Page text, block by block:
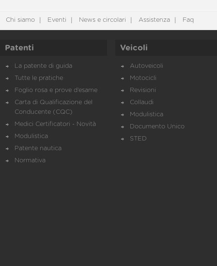
Chi siamo Eventi News e circolari Assistenza Faq
Patenti
La patente di guida
Tutte le pratiche
Foglio rosa e prove d’esame
Carta di Qualificazione del
Conducente (CQC)
Medici Certificatori - Novità
Modulistica
Patente nautica
Normativa
Veicoli
Autoveicoli
Motocicli
Revisioni
Collaudi
Modulistica
Documento Unico
STED